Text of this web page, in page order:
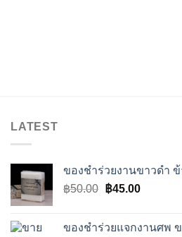
LATEST
ของชำร่วยงานขาวดำ
฿50.00 Original
฿50.00.
฿45.00Current
฿45.00.
ของชำร่วยแจกงานศพ